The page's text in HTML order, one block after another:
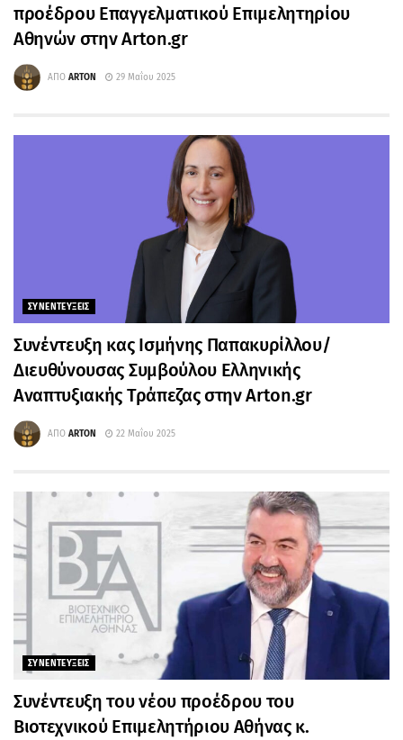
πρoέδρου Επαγγελματικού Επιμελητηρίου
Αθηνών στην Arton.gr
ΑΠΟ ARTON 29 Μαΐου 2025
ΣΥΝΕΝΤΕΥΞΕΙΣ
Συνέντευξη κας Ισμήνης Παπακυρίλλου/
Διευθύνουσας Συμβούλου Ελληνικής
Αναπτυξιακής Τράπεζας στην Arton.gr
ΑΠΟ ARTON 22 Μαΐου 2025
ΣΥΝΕΝΤΕΥΞΕΙΣ
Συνέντευξη του νέου προέδρου του
Βιοτεχνικού Επιμελητήριου Αθήνας κ.